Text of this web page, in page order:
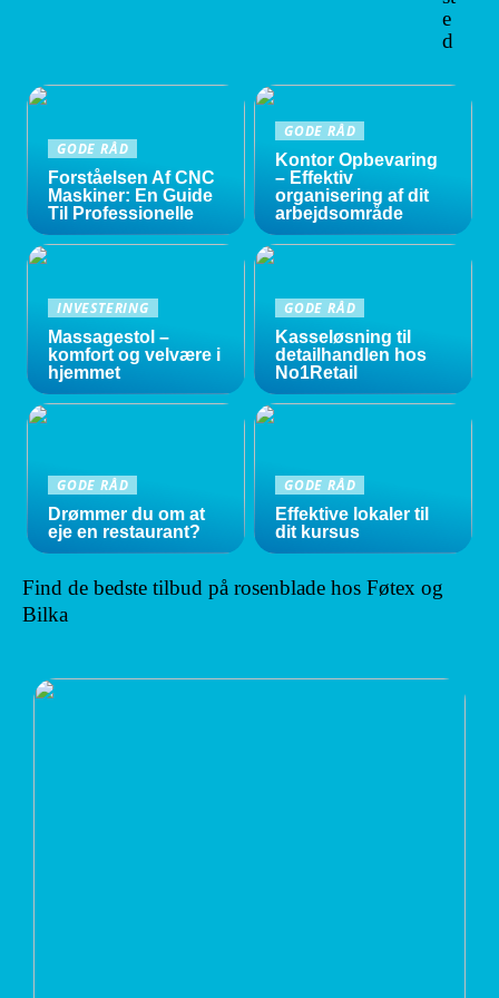
e
d
GODE RÅD
Forståelsen Af CNC
Maskiner: En Guide
Til Professionelle
GODE RÅD
Kontor Opbevaring
– Effektiv
organisering af dit
arbejdsområde
INVESTERING
Massagestol –
komfort og velvære i
hjemmet
GODE RÅD
Kasseløsning til
detailhandlen hos
No1Retail
GODE RÅD
Drømmer du om at
eje en restaurant?
GODE RÅD
Effektive lokaler til
dit kursus
Find de bedste tilbud på rosenblade hos Føtex og
Bilka